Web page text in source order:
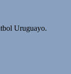
Uruguayo.